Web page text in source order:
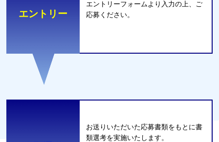
エントリー
エントリーフォームより⼊⼒の上、ご
応募ください。
お送りいただいた応募書類をもとに書
類選考を実施いたします。